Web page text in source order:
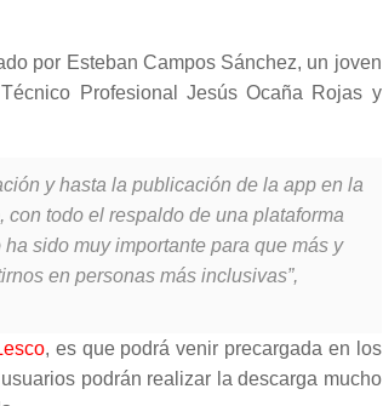
por Esteban Campos Sánchez, un joven
Profesional Jesús Ocaña Rojas y
y hasta la publicación de la app en la
todo el respaldo de una plataforma
sido muy importante para que más y
en personas más inclusivas”,
, es que podrá venir precargada en los
podrán realizar la descarga mucho